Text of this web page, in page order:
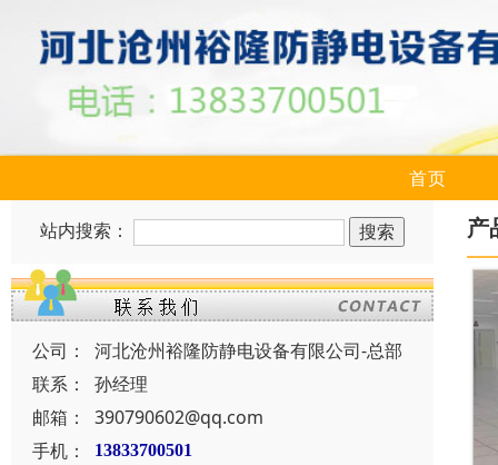
首页
站内搜索：
公司：
河北沧州裕隆防静电设备有限公司-总部
联系：
孙经理
邮箱：
390790602@qq.com
手机：
13833700501
产